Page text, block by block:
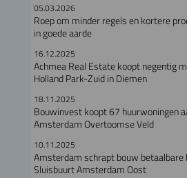
05.03.2026
Roep om minder regels en kortere
in goede aarde
16.12.2025
Achmea Real Estate koopt negentig
Holland Park-Zuid in Diemen
18.11.2025
Bouwinvest koopt 67 huurwoningen
Amsterdam Overtoomse Veld
10.11.2025
Amsterdam schrapt bouw betaalbare
Sluisbuurt Amsterdam Oost